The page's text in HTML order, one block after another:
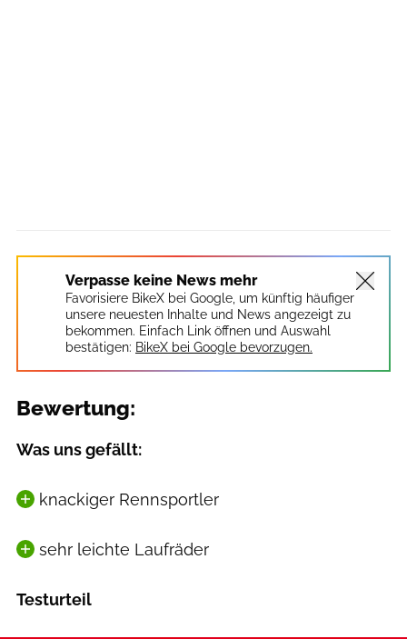
Verpasse keine News mehr
Favorisiere BikeX bei Google, um künftig häufiger
unsere neuesten Inhalte und News angezeigt zu
bekommen. Einfach Link öffnen und Auswahl
bestätigen: BikeX bei Google bevorzugen.
Bewertung:
Was uns gefällt:
knackiger Rennsportler
sehr leichte Laufräder
Testurteil